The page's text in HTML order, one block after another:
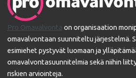
Pro Omavalvonta on organisaation
omavalvontaan suunniteltu järjestelmä.
esimiehet pystyvät luomaan ja
omavalvontasuunnitelmia sekä niihin
riskien arviointeja.